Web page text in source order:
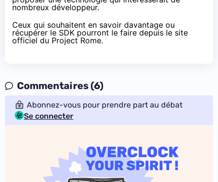
nombreux développeur.
Ceux qui souhaitent en savoir davantage ou
récupérer le SDK pourront le faire depuis le site
officiel du Project Rome.
Commentaires (6)
Abonnez-vous pour prendre part au débat
Se connecter